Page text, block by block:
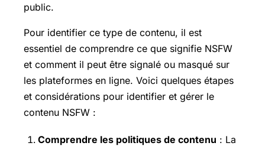
public.
Pour identifier ce type de contenu, il est
essentiel de comprendre ce que signifie NSFW
et comment il peut être signalé ou masqué sur
les plateformes en ligne. Voici quelques étapes
et considérations pour identifier et gérer le
contenu NSFW :
Comprendre les politiques de contenu : La